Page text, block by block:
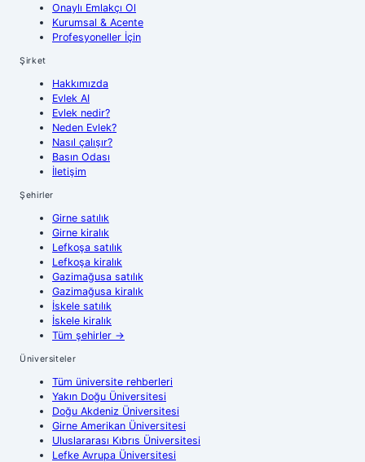
Onaylı Emlakçı Ol
Kurumsal & Acente
Profesyoneller İçin
Şirket
Hakkımızda
Evlek AI
Evlek nedir?
Neden Evlek?
Nasıl çalışır?
Basın Odası
İletişim
Şehirler
Girne satılık
Girne kiralık
Lefkoşa satılık
Lefkoşa kiralık
Gazimağusa satılık
Gazimağusa kiralık
İskele satılık
İskele kiralık
Tüm şehirler →
Üniversiteler
Tüm üniversite rehberleri
Yakın Doğu Üniversitesi
Doğu Akdeniz Üniversitesi
Girne Amerikan Üniversitesi
Uluslararası Kıbrıs Üniversitesi
Lefke Avrupa Üniversitesi